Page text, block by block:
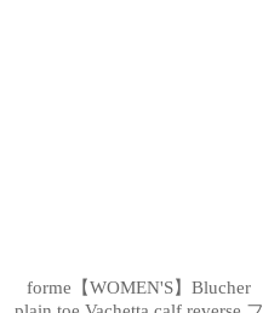
forme【WOMEN'S】Blucher